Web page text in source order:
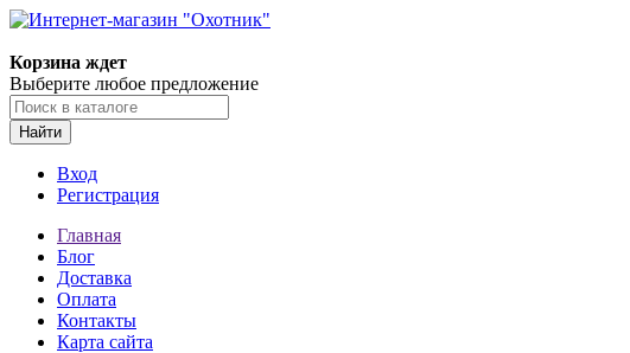
Корзина ждет
Выберите любое предложение
Найти
Вход
Регистрация
Главная
Блог
Доставка
Оплата
Контакты
Карта сайта